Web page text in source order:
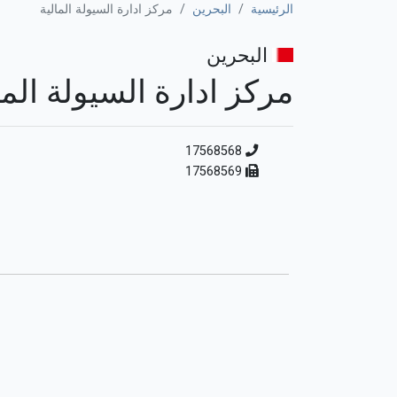
الرئيسية البحرين مركز ادارة السيولة المالية
البحرين
مركز ادارة السيولة